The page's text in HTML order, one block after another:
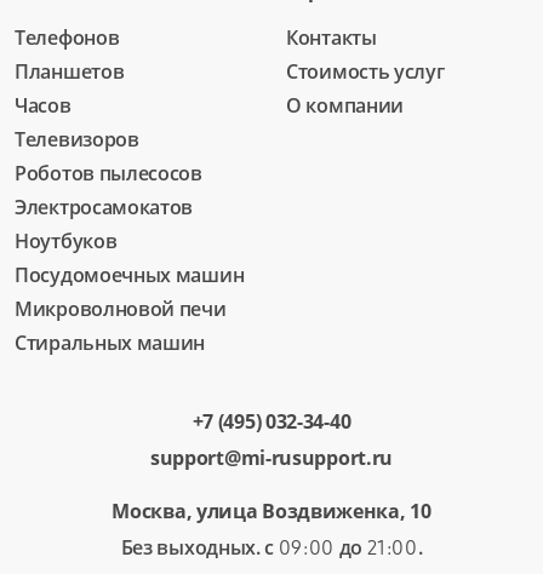
Телефонов
Планшетов
Часов
Телевизоров
Роботов пылесосов
Электросамокатов
Ноутбуков
Посудомоечных машин
Микроволновой печи
Стиральных машин
Контакты
Стоимость услуг
О компании
+7 (495) 032-34-40
support@mi-rusupport.ru
Москва, улица Воздвиженка, 10
Без выходных. с 09:00 до 21:00.